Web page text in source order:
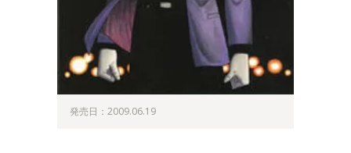
発売日：2009.06.19